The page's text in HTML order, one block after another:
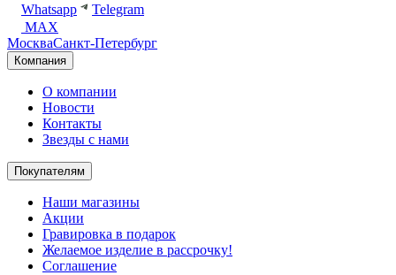
Whatsapp
Telegram
MAX
МоскваСанкт-Петербург
Компания
О компании
Новости
Контакты
Звезды с нами
Покупателям
Наши магазины
Акции
Гравировка в подарок
Желаемое изделие в рассрочку!
Соглашение